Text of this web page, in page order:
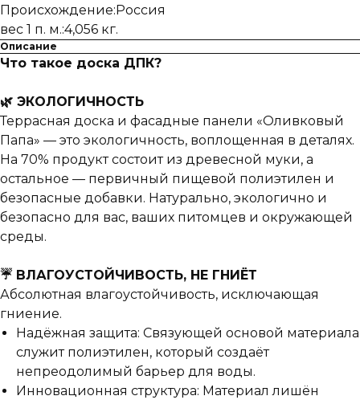
Происхождение:Россия
вес 1 п. м.:4,056 кг.
Описание
Что такое доска ДПК?
🌿 ЭКОЛОГИЧНОСТЬ
Террасная доска и фасадные панели «Оливковый
Папа» — это экологичность, воплощенная в деталях.
На 70% продукт состоит из древесной муки, а
остальное — первичный пищевой полиэтилен и
безопасные добавки. Натурально, экологично и
безопасно для вас, ваших питомцев и окружающей
среды.
☔ ВЛАГОУСТОЙЧИВОСТЬ, НЕ ГНИЁТ
Абсолютная влагоустойчивость, исключающая
гниение.
Надёжная защита: Связующей основой материала
служит полиэтилен, который создаёт
непреодолимый барьер для воды.
Инновационная структура: Материал лишён